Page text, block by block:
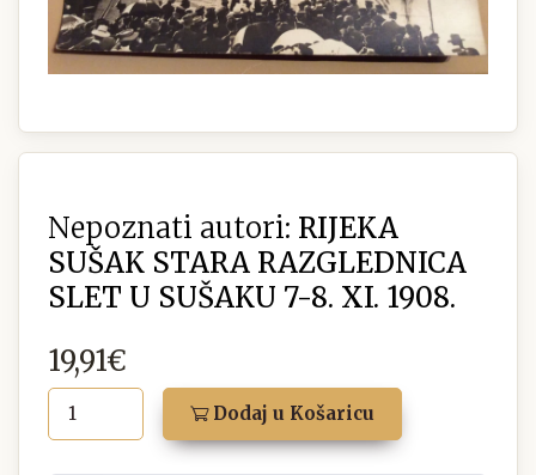
Nepoznati autori: RIJEKA
SUŠAK STARA RAZGLEDNICA
SLET U SUŠAKU 7-8. XI. 1908.
19,91€
Dodaj u Košaricu